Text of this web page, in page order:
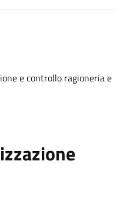
e controllo ragioneria e